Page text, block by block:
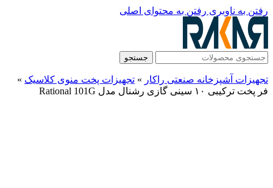
رفتن به ناوبری رفتن به محتوای اصلی
جستجو
تجهیزات آشپزخانه صنعتی راکار » تجهیزات پخت منوی کلاسیک »
فر پخت ترکیبی ۱۰ سینی گازی رشنال مدل Rational 101G